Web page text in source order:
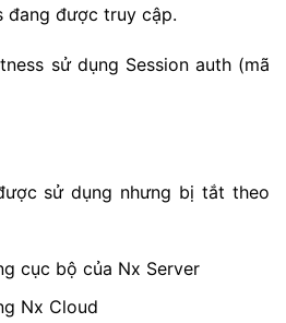
đang được truy cập.
sử dụng Session auth (mã
sử dụng nhưng bị tắt theo
cục bộ của Nx Server
Nx Cloud